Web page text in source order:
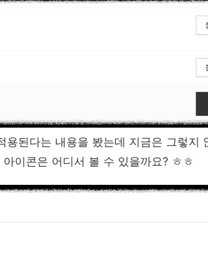
된다는 내용을 봤는데 지금은 그렇지
이콘은 어디서 볼 수 있을까요? ㅎㅎ